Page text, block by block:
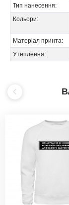
Тип нанесення:
Кольори:
Матеріал принта:
Утеплення: